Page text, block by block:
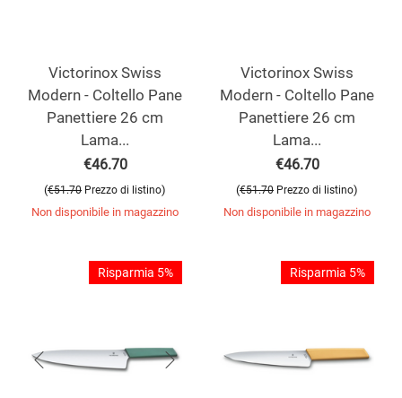
Victorinox Swiss
Modern - Coltello Pane
Panettiere 26 cm
Lama...
€46.70
(€51.70 Prezzo di listino)
Non disponibile in magazzino
Victorinox Swiss
Modern - Coltello Pane
Panettiere 26 cm
Lama...
€46.70
(€51.70 Prezzo di listino)
Non disponibile in magazzino
Risparmia 5% Risparmia 5%